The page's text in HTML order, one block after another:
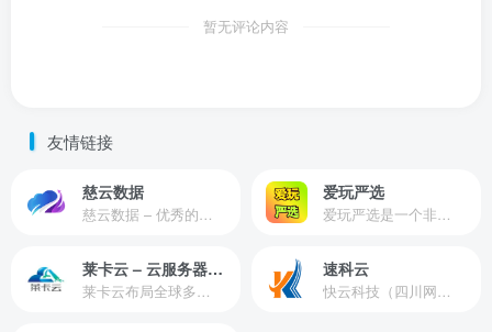
暂无评论内容
友情链接
慈云数据
慈云数据 – 优秀的云服务器服务商，提供最具有性价比的产品。慈云数据是开发者必不可少的良心云
爱玩严选
爱玩严选是一个非常有保障且性价比极高的虚拟商城，包括但不限于苹果证书、技术指导、会员充值等多种虚拟服务！
莱卡云 – 云服务器提供商
莱卡云布局全球多个地理区域。提供服务有：境外云服务器、国内云服务器、独立服务器、服务器托管、CDN、SSL证书、游戏服务器等业务。
速科云
快云科技（四川网联快云科技有限公司）成立于2021年，主营互联网业务平台服务提供商。公司专注为用户提供低价高性能云计算产品，致力于云计算应用的易用性开发，并引导云计算在国内普及